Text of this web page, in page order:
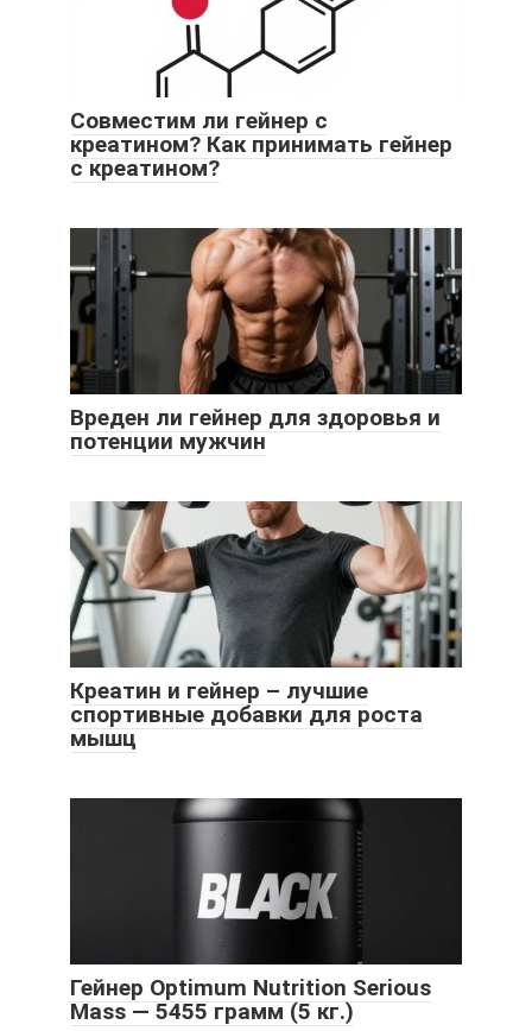
Совместим ли гейнер с
креатином? Как принимать гейнер
с креатином?
Вреден ли гейнер для здоровья и
потенции мужчин
Креатин и гейнер – лучшие
спортивные добавки для роста
мышц
Гейнер Optimum Nutrition Serious
Mass — 5455 грамм (5 кг.)